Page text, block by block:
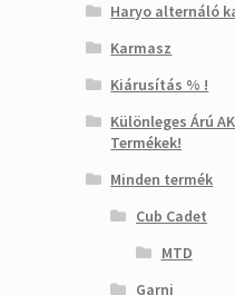
Haryo alternáló
Karmasz
Kiárusítás % !
Különleges Árú
Termékek!
Minden termék
Cub Cadet
MTD
Garni